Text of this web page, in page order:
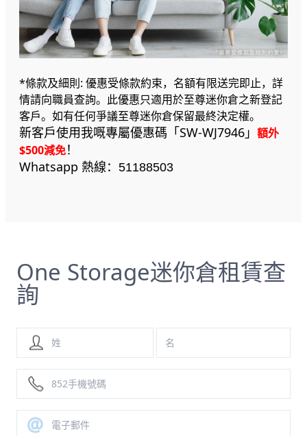
*條款及細則: 優惠受條款約束，名額有限送完即止，詳
情請向職員查詢。此優惠只適用於至尊迷你倉之新登記
客戶。如有任何爭議至尊迷你倉保留最終決定權。
新客戶使用我嘅專屬優惠碼「SW-WJ7946」 額外
$500減免！
Whatsapp 熱線： 51188503
One Storage迷你倉租賃查
詢